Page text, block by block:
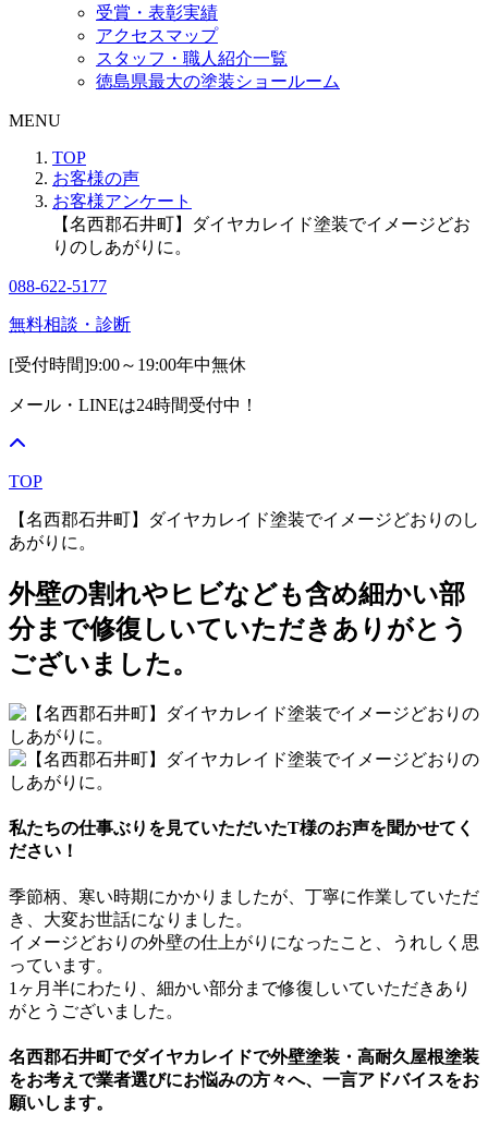
受賞・表彰実績
アクセスマップ
スタッフ・職人紹介一覧
徳島県最大の塗装ショールーム
MENU
TOP
お客様の声
お客様アンケート
【名西郡石井町】ダイヤカレイド塗装でイメージどお
りのしあがりに。
088-622-5177
無料相談・診断
[受付時間]9:00～19:00年中無休
メール・LINEは24時間受付中！
TOP
【名西郡石井町】ダイヤカレイド塗装でイメージどおりのし
あがりに。
外壁の割れやヒビなども含め細かい部
分まで修復しいていただきありがとう
ございました。
私たちの仕事ぶりを見ていただいたT様のお声を聞かせてく
ださい！
季節柄、寒い時期にかかりましたが、丁寧に作業していただ
き、大変お世話になりました。
イメージどおりの外壁の仕上がりになったこと、うれしく思
っています。
1ヶ月半にわたり、細かい部分まで修復しいていただきあり
がとうございました。
名西郡石井町でダイヤカレイドで外壁塗装・高耐久屋根塗装
をお考えで業者選びにお悩みの方々へ、一言アドバイスをお
願いします。